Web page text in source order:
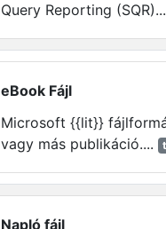
Query Reporting
eBook Fájl
Microsoft {{lit}}
vagy más publikáció....
Napló fájl